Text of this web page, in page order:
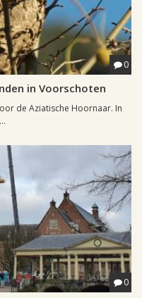
0
in Voorschoten
de Aziatische Hoornaar. In
0